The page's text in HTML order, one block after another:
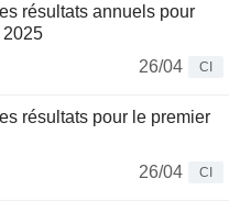
résultats annuels pour
2025
26/04
CI
résultats pour le premier
26/04
CI